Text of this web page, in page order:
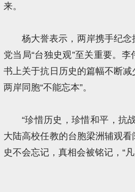
来。
杨大誉表示，两岸携手纪
党当局“台独史观”至关重要。
书上关于抗日历史的篇幅不断
两岸同胞“不能忘本”。
“珍惜历史，珍惜和平，抗
大陆高校任教的台胞梁洲辅观
史不会忘记，真相会被铭记，“凡